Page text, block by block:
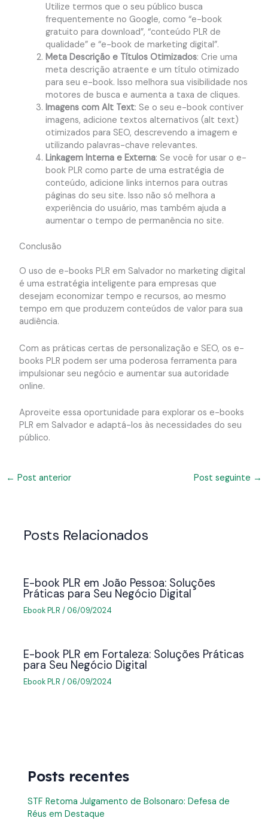
Utilize termos que o seu público busca
frequentemente no Google, como “e-book
gratuito para download”, “conteúdo PLR de
qualidade” e “e-book de marketing digital”.
Meta Descrição e Títulos Otimizados: Crie uma
meta descrição atraente e um título otimizado
para seu e-book. Isso melhora sua visibilidade nos
motores de busca e aumenta a taxa de cliques.
Imagens com Alt Text: Se o seu e-book contiver
imagens, adicione textos alternativos (alt text)
otimizados para SEO, descrevendo a imagem e
utilizando palavras-chave relevantes.
Linkagem Interna e Externa: Se você for usar o e-
book PLR como parte de uma estratégia de
conteúdo, adicione links internos para outras
páginas do seu site. Isso não só melhora a
experiência do usuário, mas também ajuda a
aumentar o tempo de permanência no site.
Conclusão
O uso de e-books PLR em Salvador no marketing digital
é uma estratégia inteligente para empresas que
desejam economizar tempo e recursos, ao mesmo
tempo em que produzem conteúdos de valor para sua
audiência.
Com as práticas certas de personalização e SEO, os e-
books PLR podem ser uma poderosa ferramenta para
impulsionar seu negócio e aumentar sua autoridade
online.
Aproveite essa oportunidade para explorar os e-books
PLR em Salvador e adaptá-los às necessidades do seu
público.
← Post anterior Post seguinte →
Posts Relacionados
E-book PLR em João Pessoa: Soluções
Práticas para Seu Negócio Digital
Ebook PLR /06/09/2024
E-book PLR em Fortaleza: Soluções Práticas
para Seu Negócio Digital
Ebook PLR /06/09/2024
Posts recentes
STF Retoma Julgamento de Bolsonaro: Defesa de
Réus em Destaque